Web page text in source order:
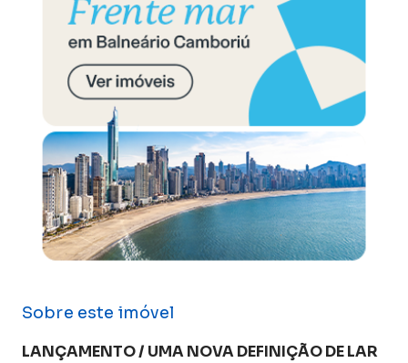
Sobre este imóvel
LANÇAMENTO / UMA NOVA DEFINIÇÃO DE LAR